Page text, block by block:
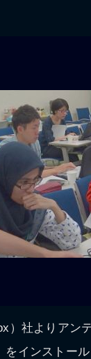
）社よりアン
インストー